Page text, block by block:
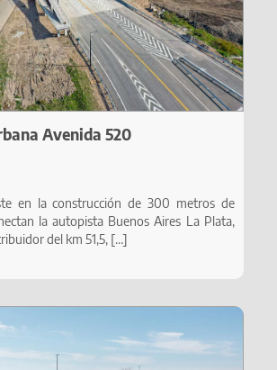
Avenida 520
en la construcción de 300 metros de
la autopista Buenos Aires La Plata,
del km 51,5, […]